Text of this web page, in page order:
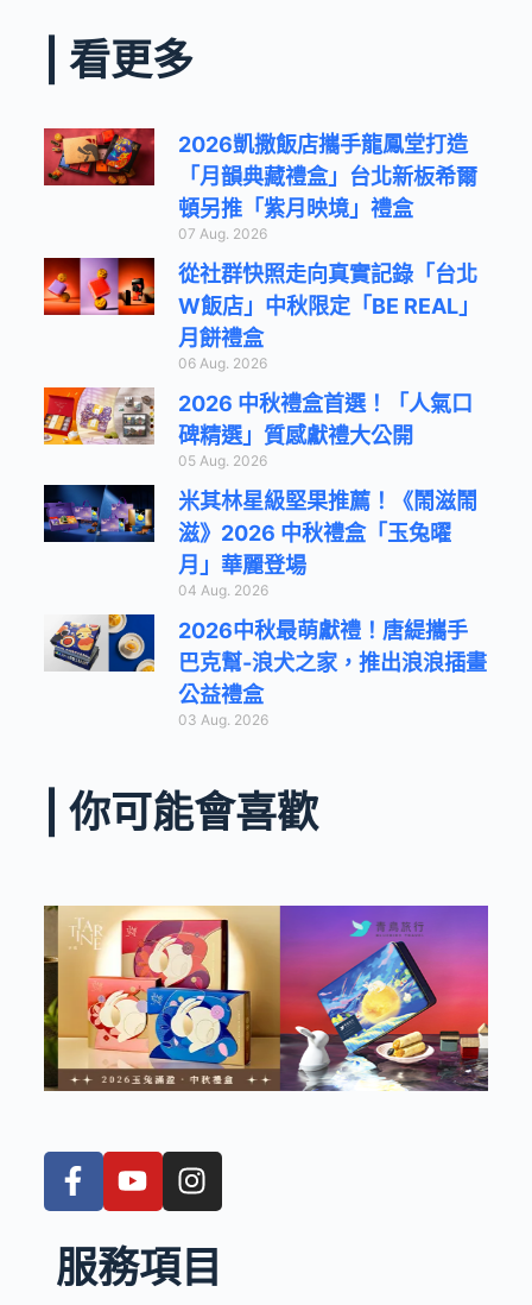
| 看更多
2026凱撒飯店攜手龍鳳堂打造
「月韻典藏禮盒」台北新板希爾
頓另推「紫月映境」禮盒
07 Aug. 2026
從社群快照走向真實記錄「台北
W飯店」中秋限定「BE REAL」
月餅禮盒
06 Aug. 2026
2026 中秋禮盒首選！「人氣口
碑精選」質感獻禮大公開
05 Aug. 2026
米其林星級堅果推薦！《鬧滋鬧
滋》2026 中秋禮盒「玉兔曜
月」華麗登場
04 Aug. 2026
2026中秋最萌獻禮！唐緹攜手
巴克幫-浪犬之家，推出浪浪插畫
公益禮盒
03 Aug. 2026
| 你可能會喜歡
服務項目